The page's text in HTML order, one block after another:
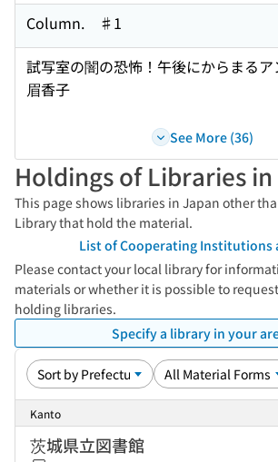
Column. ♯1
試写室の闇の恐怖！午後にからまる
眉香子
See More (36)
Holdings of Libraries
This page shows libraries in Japan other
Library that hold the material.
List of Cooperating Institutions
Please contact your local library for
materials or whether it is possible to
holding libraries.
Specify a library in your
Kanto
茨城県立図書館